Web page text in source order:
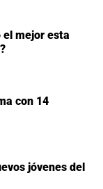
el mejor esta
con 14
jóvenes del